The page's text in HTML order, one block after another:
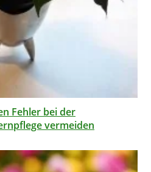
Fehler bei der
vermeiden